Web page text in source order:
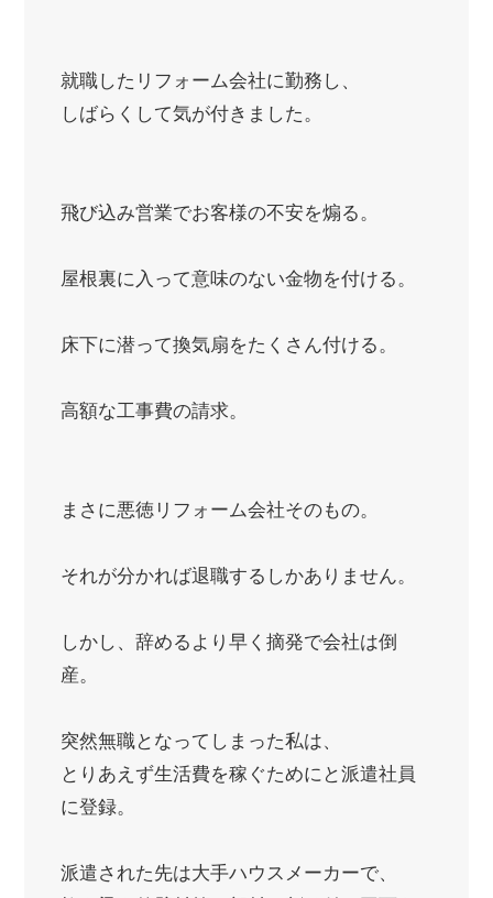
就職したリフォーム会社に勤務し、
しばらくして気が付きました。
飛び込み営業でお客様の不安を煽る。
屋根裏に入って意味のない金物を付ける。
床下に潜って換気扇をたくさん付ける。
高額な工事費の請求。
まさに悪徳リフォーム会社そのもの。
それが分かれば退職するしかありません。
しかし、辞めるより早く摘発で会社は倒
産。
突然無職となってしまった私は、
とりあえず生活費を稼ぐためにと派遣社員
に登録。
派遣された先は大手ハウスメーカーで、